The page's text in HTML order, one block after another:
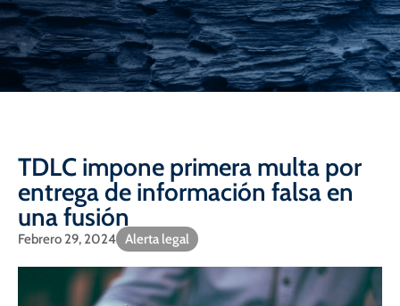
TDLC impone primera multa por
entrega de información falsa en
una fusión
Febrero 29, 2024 Alerta legal